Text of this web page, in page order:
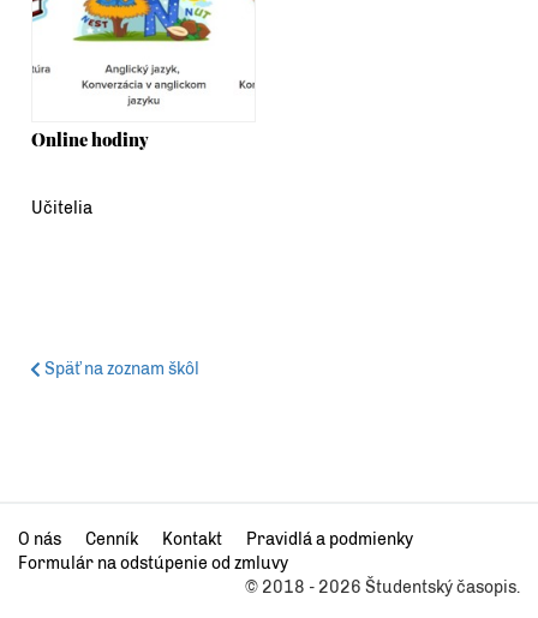
Online hodiny
Učitelia
Späť na zoznam škôl
O nás Cenník Kontakt
Pravidlá a podmienky
Formulár na odstúpenie od zmluvy
© 2018 - 2026 Študentský časopis.